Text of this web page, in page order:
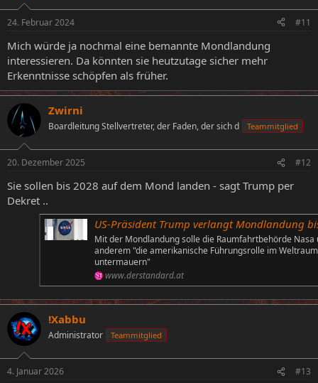
e
:
24. Februar 2024 #11
Mich würde ja nochmal eine bemannte Mondlandung
interessieren. Da könnten sie heutzutage sicher mehr
Erkenntnisse schöpfen als früher.
Zwirni
Boardleitung Stellvertreter, der Faden, der sich d Teammitglied
20. Dezember 2025 #12
Sie sollen bis 2028 auf dem Mond landen - sagt Trump per
Dekret ..
US-Präsident Trump verlangt Mondlandung bis 2028 per
Mit der Mondlandung solle die Raumfahrtbehörde Nasa
anderem "die amerikanische Führungsrolle im Weltraum
untermauern"
www.derstandard.at
!Xabbu
Administrator Teammitglied
4. Januar 2026 #13